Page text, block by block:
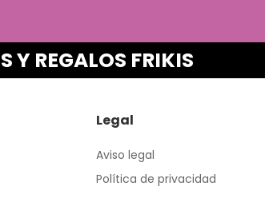
Y REGALOS FRIKIS
Legal
Aviso legal
Política de privacidad